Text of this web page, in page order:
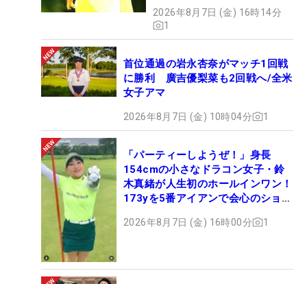
2026年8月7日 (金) 16時14分
1
首位通過の岩永杏奈がマッチ1回戦
に勝利 廣吉優梨菜も2回戦へ/全米
女子アマ
2026年8月7日 (金) 10時04分 1
「パーティーしようぜ！」身長
154cmの小さなドラコン女子・鈴
木真緒が人生初のホールインワン！
173yを5番アイアンで会心のショッ
2026年8月7日 (金) 16時00分 1